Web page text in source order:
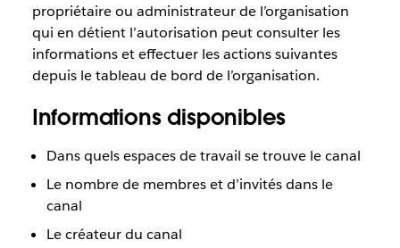
propriétaire ou administrateur de l’organisation
qui en détient l’autorisation peut consulter les
informations et effectuer les actions suivantes
depuis le tableau de bord de l’organisation.
Informations disponibles
Dans quels espaces de travail se trouve le canal
Le nombre de membres et d’invités dans le
canal
Le créateur du canal